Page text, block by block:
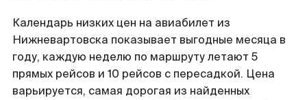
Календарь низких цен на авиабилет из
Нижневартовска показывает выгодные месяца в
году, каждую неделю по маршруту летают 5
прямых рейсов и 10 рейсов с пересадкой. Цена
варьируется, самая дорогая из найденных